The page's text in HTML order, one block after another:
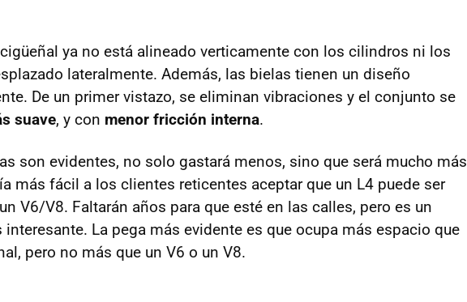
cigüeñal ya no está alineado verticamente con los cilindros ni los
lateralmente. Además, las bielas tienen un diseño
De un primer vistazo, se eliminan vibraciones y el conjunto se
suave, y con menor fricción interna.
son evidentes, no solo gastará menos, sino que será mucho más
más fácil a los clientes reticentes aceptar que un L4 puede ser
V6/V8. Faltarán años para que esté en las calles, pero es un
La pega más evidente es que ocupa más espacio que
pero no más que un V6 o un V8.